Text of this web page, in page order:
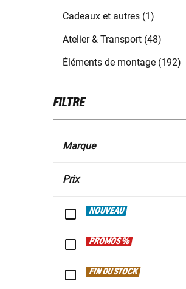
Cadeaux et autres (1)
Atelier & Transport (48)
Éléments de montage (192)
FILTRE
Marque
Prix
NOUVEAU
PROMOS %
FIN DU STOCK